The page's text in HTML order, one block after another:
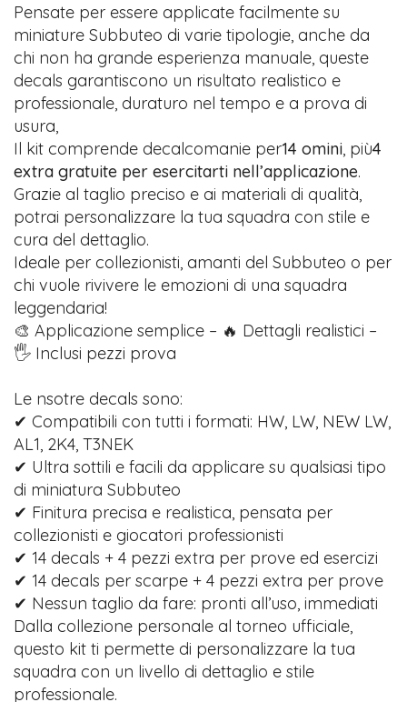
Pensate per essere applicate facilmente su
miniature Subbuteo di varie tipologie, anche da
chi non ha grande esperienza manuale, queste
decals garantiscono un risultato realistico e
professionale, duraturo nel tempo e a prova di
usura,
Il kit comprende decalcomanie per14 omini, più4
extra gratuite per esercitarti nell’applicazione.
Grazie al taglio preciso e ai materiali di qualità,
potrai personalizzare la tua squadra con stile e
cura del dettaglio.
Ideale per collezionisti, amanti del Subbuteo o per
chi vuole rivivere le emozioni di una squadra
leggendaria!
🎨 Applicazione semplice – 🔥 Dettagli realistici –
🖐️ Inclusi pezzi prova
Le nsotre decals sono:
✔ Compatibili con tutti i formati: HW, LW, NEW LW,
AL1, 2K4, T3NEK
✔ Ultra sottili e facili da applicare su qualsiasi tipo
di miniatura Subbuteo
✔ Finitura precisa e realistica, pensata per
collezionisti e giocatori professionisti
✔ 14 decals + 4 pezzi extra per prove ed esercizi
✔ 14 decals per scarpe + 4 pezzi extra per prove
✔ Nessun taglio da fare: pronti all’uso, immediati
Dalla collezione personale al torneo ufficiale,
questo kit ti permette di personalizzare la tua
squadra con un livello di dettaglio e stile
professionale.